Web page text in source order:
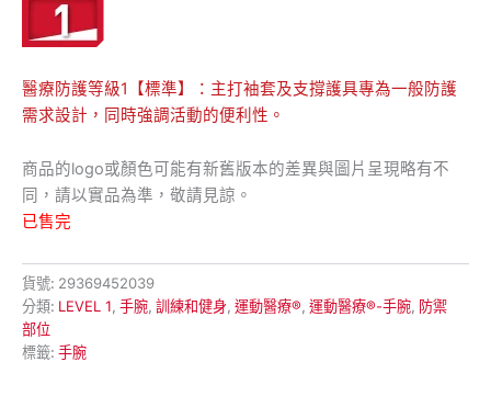
醫療防護等級1【標準】：主打袖套及支撐護具專為一般防護
需求設計，同時強調活動的便利性。
商品的logo或顏色可能有新舊版本的差異與圖片呈現略有不
同，請以實品為準，敬請見諒。
已售完
貨號: 29369452039
分類: LEVEL 1, 手腕, 訓練和健身, 運動醫療®, 運動醫療®-手腕, 防禦
部位
標籤: 手腕